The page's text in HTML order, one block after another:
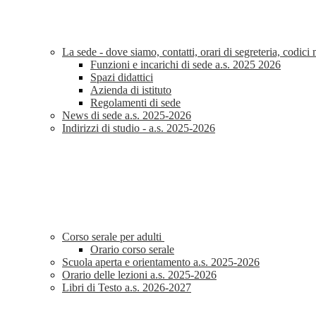
La sede - dove siamo, contatti, orari di segreteria, codici
Funzioni e incarichi di sede a.s. 2025 2026
Spazi didattici
Azienda di istituto
Regolamenti di sede
News di sede a.s. 2025-2026
Indirizzi di studio - a.s. 2025-2026
Corso serale per adulti
Orario corso serale
Scuola aperta e orientamento a.s. 2025-2026
Orario delle lezioni a.s. 2025-2026
Libri di Testo a.s. 2026-2027